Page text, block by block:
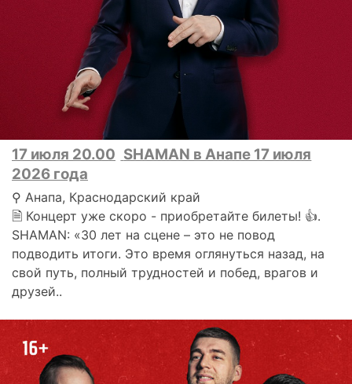
17 июля 20.00 SHAMAN в Анапе 17 июля
2026 года
⚲ Анапа, Краснодарский край
🗎 Концерт уже скоро - приобретайте билеты! 👍.
SHAMAN: «30 лет на сцене – это не повод
подводить итоги. Это время оглянуться назад, на
свой путь, полный трудностей и побед, врагов и
друзей..